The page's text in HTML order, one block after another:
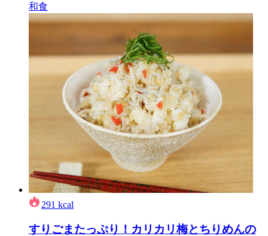
和食
291 kcal
すりごまたっぷり！カリカリ梅とちりめんの